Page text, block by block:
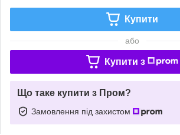
Купити
або
Купити з
Що таке купити з Пром?
Замовлення під захистом